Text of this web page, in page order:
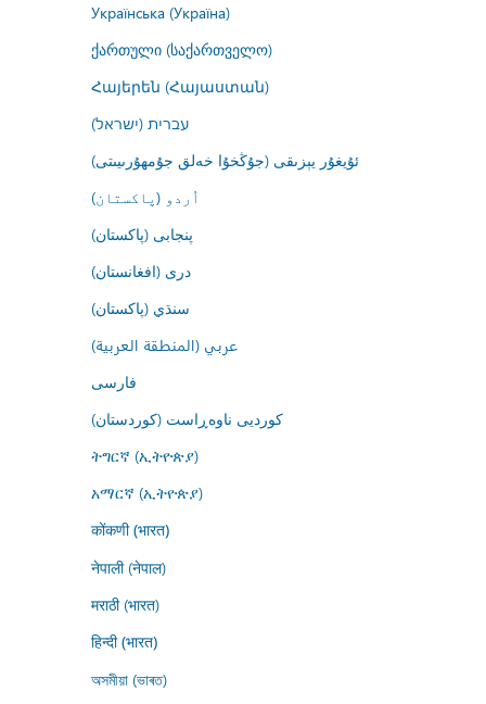
Українська (Україна)
ქართული (საქართველო)
Հայերեն (Հայաստան)
עברית (ישראל)
ئۇيغۇر يېزىقى (جۇڭخۇا خەلق جۇمھۇرىيىتى)
اُردو (پاکستان)
پنجابی (پاکستان)
درى (افغانستان)
سنڌي (پاکستان)
عربي (المنطقة العربية)
فارسى
کوردیی ناوەڕاست (کوردستان)
ትግርኛ (ኢትዮጵያ)
አማርኛ (ኢትዮጵያ)
कोंकणी (भारत)
नेपाली (नेपाल)
मराठी (भारत)
हिन्दी (भारत)
অসমীয়া (ভাৰত)